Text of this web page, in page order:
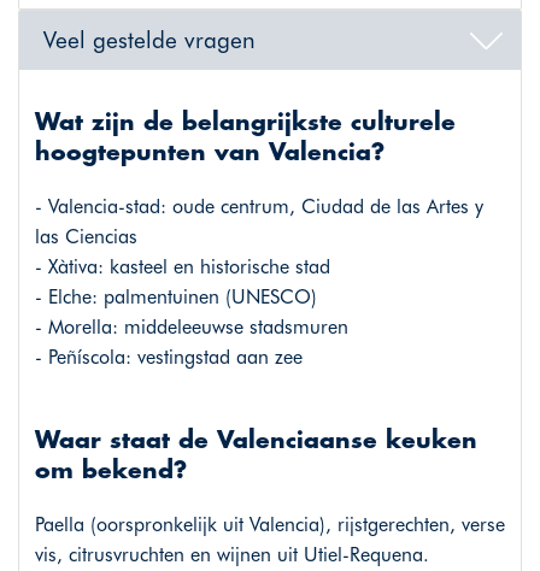
Veel gestelde vragen
Wat zijn de belangrijkste culturele
hoogtepunten van Valencia?
- Valencia-stad: oude centrum, Ciudad de las Artes y
las Ciencias
- Xàtiva: kasteel en historische stad
- Elche: palmentuinen (UNESCO)
- Morella: middeleeuwse stadsmuren
- Peñíscola: vestingstad aan zee
Waar staat de Valenciaanse keuken
om bekend?
Paella (oorspronkelijk uit Valencia), rijstgerechten, verse
vis, citrusvruchten en wijnen uit Utiel-Requena.